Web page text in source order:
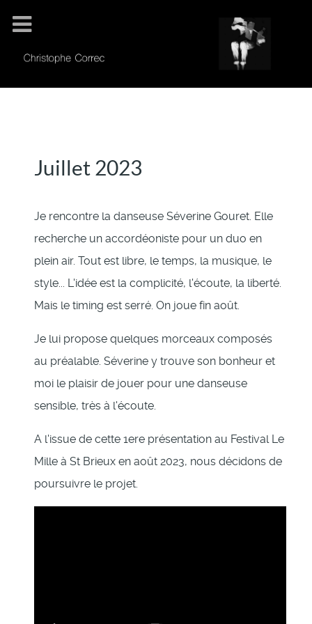
Juillet 2023
Je rencontre la danseuse Séverine Gouret. Elle
recherche un accordéoniste pour un duo en
plein air. Tout est libre, le temps, la musique, le
style... L'idée est la complicité, l'écoute, la liberté.
Mais le timing est serré. On joue fin août.
Je lui propose quelques morceaux composés
au préalable. Séverine y trouve son bonheur et
moi le plaisir de jouer pour une danseuse
sensible, très à l'écoute.
A l'issue de cette 1ere présentation au Festival Le
Mille à St Brieux en août 2023, nous décidons de
poursuivre le projet.